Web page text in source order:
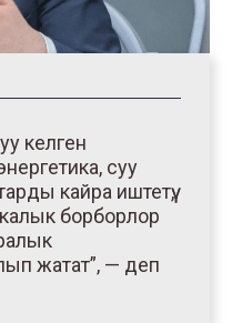
келген
суу
кайра иштетүү,
борборлор
жатат”, — деп